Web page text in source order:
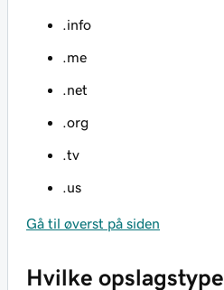
.info
.me
.net
.org
.tv
.us
Gå til øverst på siden
Hvilke